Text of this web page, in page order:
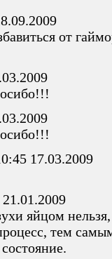
от
17.03.2009
яйцом
тем